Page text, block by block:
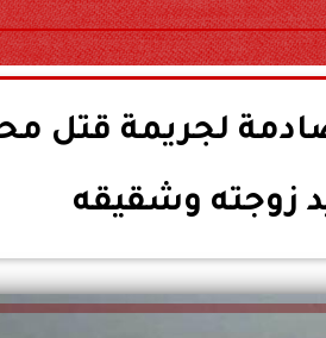
لجريمة قتل
زوجته وشقيقه